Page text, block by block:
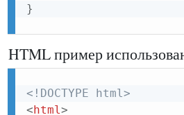
}
HTML пример
<!DOCTYPE html>
< html>